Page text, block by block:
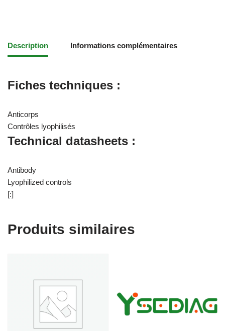
Description Informations complémentaires
Fiches techniques :
Anticorps
Contrôles lyophilisés
Technical datasheets :
Antibody
Lyophilized controls
[:]
Produits similaires